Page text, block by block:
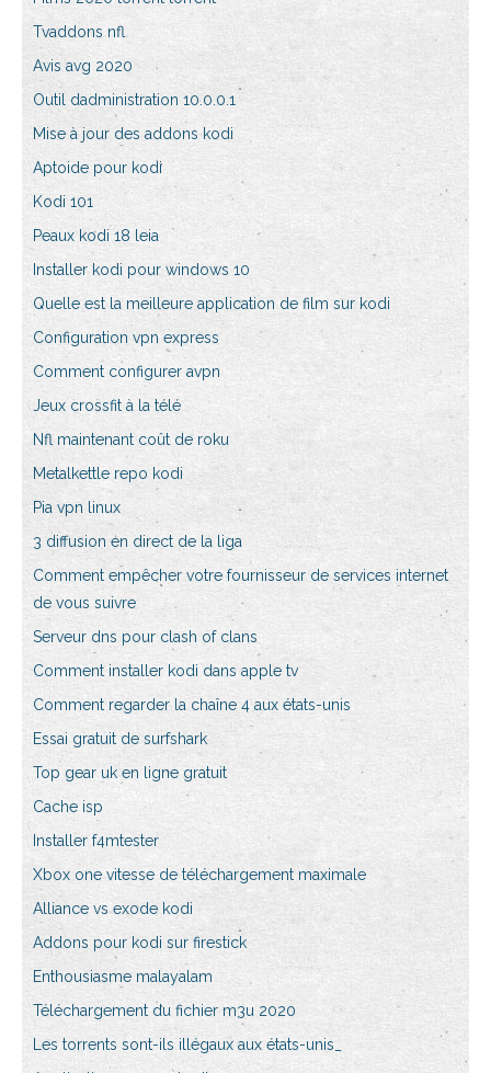
Tvaddons nfl
Avis avg 2020
Outil dadministration 10.0.0.1
Mise à jour des addons kodi
Aptoide pour kodi
Kodi 101
Peaux kodi 18 leia
Installer kodi pour windows 10
Quelle est la meilleure application de film sur kodi
Configuration vpn express
Comment configurer avpn
Jeux crossfit à la télé
Nfl maintenant coût de roku
Metalkettle repo kodi
Pia vpn linux
3 diffusion en direct de la liga
Comment empêcher votre fournisseur de services internet
de vous suivre
Serveur dns pour clash of clans
Comment installer kodi dans apple tv
Comment regarder la chaîne 4 aux états-unis
Essai gratuit de surfshark
Top gear uk en ligne gratuit
Cache isp
Installer f4mtester
Xbox one vitesse de téléchargement maximale
Alliance vs exode kodi
Addons pour kodi sur firestick
Enthousiasme malayalam
Téléchargement du fichier m3u 2020
Les torrents sont-ils illégaux aux états-unis_